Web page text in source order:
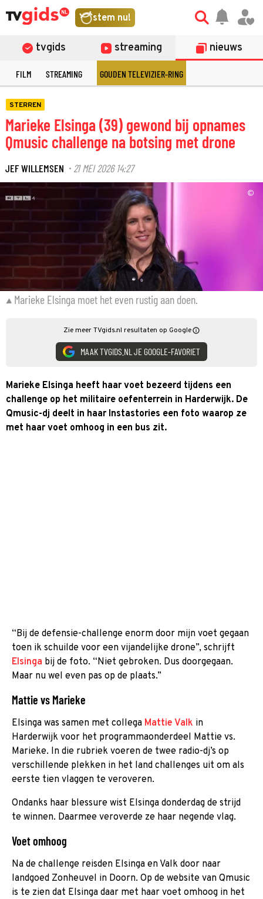
stem nu!
tvgids streaming nieuws
FILM STREAMING GOUDEN TELEVIZIER-RING
STERREN
Marieke Elsinga (39) gewond bij opnames
Qmusic challenge na botsing met drone
JEF WILLEMSEN · 21 MEI 2026 14:27
©
Marieke Elsinga moet het even rustig aan doen.
Zie meer TVgids.nl resultaten op Google
MAAK TVGIDS.NL JE GOOGLE-FAVORIET
Marieke Elsinga heeft haar voet bezeerd tijdens een
challenge op het militaire oefenterrein in Harderwijk. De
Qmusic-dj deelt in haar Instastories een foto waarop ze
met haar voet omhoog in een bus zit.
“Bij de defensie-challenge enorm door mijn voet gegaan
toen ik schuilde voor een vijandelijke drone”, schrijft
Elsinga bij de foto. “Niet gebroken. Dus doorgegaan.
Maar nu wel even pas op de plaats.”
Mattie vs Marieke
Elsinga was samen met collega Mattie Valk in
Harderwijk voor het programmaonderdeel Mattie vs.
Marieke. In die rubriek voeren de twee radio-dj’s op
verschillende plekken in het land challenges uit om als
eerste tien vlaggen te veroveren.
Ondanks haar blessure wist Elsinga donderdag de strijd
te winnen. Daarmee veroverde ze haar negende vlag.
Voet omhoog
Na de challenge reisden Elsinga en Valk door naar
landgoed Zonheuvel in Doorn. Op de website van Qmusic
is te zien dat Elsinga daar met haar voet omhoog in het